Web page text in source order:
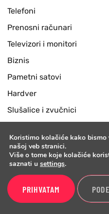
Telefoni
Prenosni računari
Televizori i monitori
Biznis
Pametni satovi
Hardver
Slušalice i zvučnici
Periferije
Benchmark
Koristimo kolačiće kako
našoj veb stranici.
Više o tome koje kolačiće
saznati u settings.
PRIHVATAM